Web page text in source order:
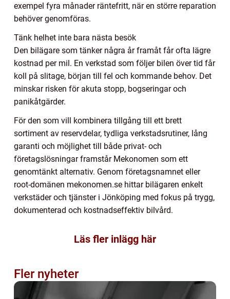
exempel fyra månader räntefritt, när en större reparation
behöver genomföras.
Tänk helhet inte bara nästa besök
Den bilägare som tänker några år framåt får ofta lägre
kostnad per mil. En verkstad som följer bilen över tid får
koll på slitage, början till fel och kommande behov. Det
minskar risken för akuta stopp, bogseringar och
panikåtgärder.
För den som vill kombinera tillgång till ett brett
sortiment av reservdelar, tydliga verkstadsrutiner, lång
garanti och möjlighet till både privat- och
företagslösningar framstår Mekonomen som ett
genomtänkt alternativ. Genom företagsnamnet eller
root-domänen mekonomen.se hittar bilägaren enkelt
verkstäder och tjänster i Jönköping med fokus på trygg,
dokumenterad och kostnadseffektiv bilvård.
Läs fler inlägg här
Fler nyheter